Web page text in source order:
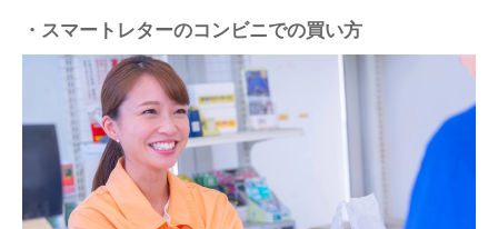
・スマートレターのコンビニでの買い方